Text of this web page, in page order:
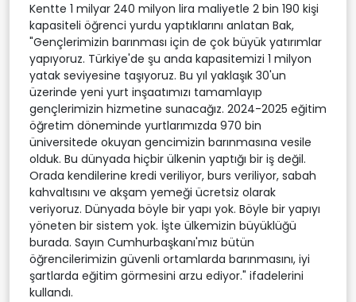
Kentte 1 milyar 240 milyon lira maliyetle 2 bin 190 kişi
kapasiteli öğrenci yurdu yaptıklarını anlatan Bak,
"Gençlerimizin barınması için de çok büyük yatırımlar
yapıyoruz. Türkiye'de şu anda kapasitemizi 1 milyon
yatak seviyesine taşıyoruz. Bu yıl yaklaşık 30'un
üzerinde yeni yurt inşaatımızı tamamlayıp
gençlerimizin hizmetine sunacağız. 2024-2025 eğitim
öğretim döneminde yurtlarımızda 970 bin
üniversitede okuyan gencimizin barınmasına vesile
olduk. Bu dünyada hiçbir ülkenin yaptığı bir iş değil.
Orada kendilerine kredi veriliyor, burs veriliyor, sabah
kahvaltısını ve akşam yemeği ücretsiz olarak
veriyoruz. Dünyada böyle bir yapı yok. Böyle bir yapıyı
yöneten bir sistem yok. İşte ülkemizin büyüklüğü
burada. Sayın Cumhurbaşkanı'mız bütün
öğrencilerimizin güvenli ortamlarda barınmasını, iyi
şartlarda eğitim görmesini arzu ediyor." ifadelerini
kullandı.